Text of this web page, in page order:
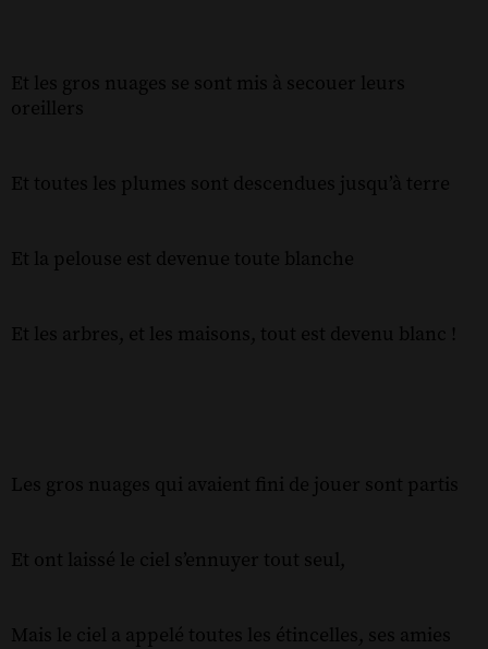
Et les gros nuages se sont mis à secouer leurs
oreillers
Et toutes les plumes sont descendues jusqu’à terre
Et la pelouse est devenue toute blanche
Et les arbres, et les maisons, tout est devenu blanc !
Les gros nuages qui avaient fini de jouer sont partis
Et ont laissé le ciel s’ennuyer tout seul,
Mais le ciel a appelé toutes les étincelles, ses amies